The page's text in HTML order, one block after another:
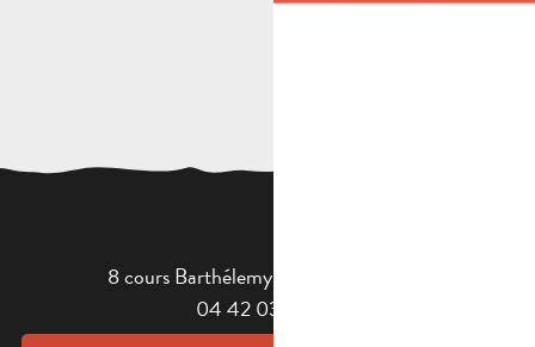
8 cours Barthélemy - 13400 Aubagne
04 42 03 49 98